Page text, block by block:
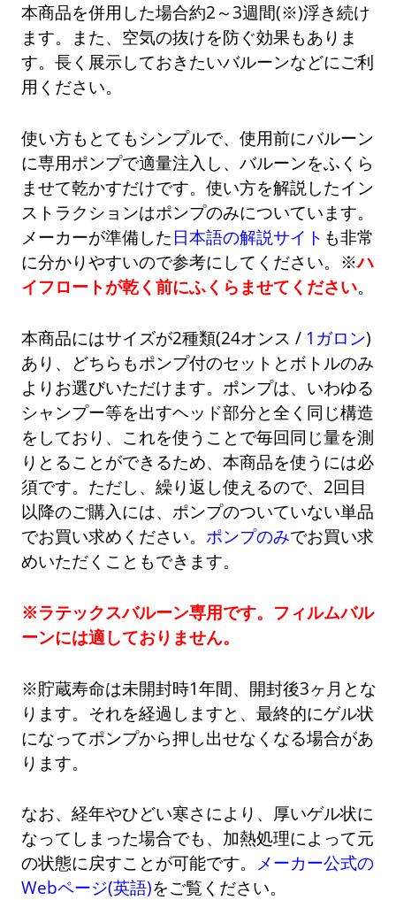
本商品を併用した場合約2～3週間(※)浮き続け
ます。また、空気の抜けを防ぐ効果もありま
す。長く展示しておきたいバルーンなどにご利
用ください。
使い方もとてもシンプルで、使用前にバルーン
に専用ポンプで適量注入し、バルーンをふくら
ませて乾かすだけです。使い方を解説したイン
ストラクションはポンプのみについています。
メーカーが準備した 日本語の解説サイト も非常
に分かりやすいので参考にしてください。※ハ
イフロートが乾く前にふくらませてください。
本商品にはサイズが2種類(24オンス / 1ガロン)
あり、どちらもポンプ付のセットとボトルのみ
よりお選びいただけます。ポンプは、いわゆる
シャンプー等を出すヘッド部分と全く同じ構造
をしており、これを使うことで毎回同じ量を測
りとることができるため、本商品を使うには必
須です。ただし、繰り返し使えるので、2回目
以降のご購入には、ポンプのついていない単品
でお買い求めください。 ポンプのみでお買い求
めいただくこともできます。
※ラテックスバルーン専用です。フィルムバル
ーンには適しておりません。
※貯蔵寿命は未開封時1年間、開封後3ヶ月とな
ります。それを経過しますと、最終的にゲル状
になってポンプから押し出せなくなる場合があ
ります。
なお、経年やひどい寒さにより、厚いゲル状に
なってしまった場合でも、加熱処理によって元
の状態に戻すことが可能です。 メーカー公式の
Webページ(英語)をご覧ください。